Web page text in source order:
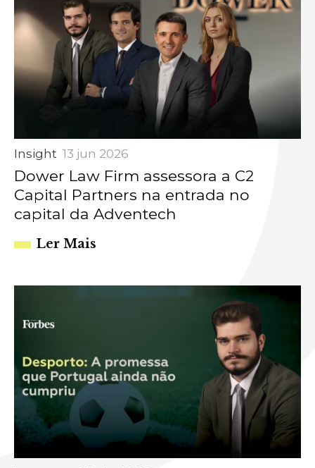
Insight 13 jun 2026
Dower Law Firm assessora a C2
Capital Partners na entrada no
capital da Adventech
Ler Mais